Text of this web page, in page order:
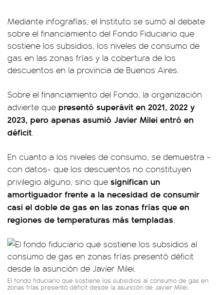
Mediante infografías, el Instituto se sumó al debate
sobre el financiamiento del Fondo Fiduciario que
sostiene los subsidios, los niveles de consumo de
gas en las zonas frías y la cobertura de los
descuentos en la provincia de Buenos Aires.
Sobre el financiamiento del Fondo, la organización
advierte que presentó superávit en 2021, 2022 y
2023, pero apenas asumió Javier Milei entró en
déficit.
En cuanto a los niveles de consumo, se demuestra -
con datos- que los descuentos no constituyen
privilegio alguno, sino que significan un
amortiguador frente a la necesidad de consumir
casi el doble de gas en las zonas frías que en
regiones de temperaturas más templadas.
El fondo fiduciario que sostiene los subsidios al consumo de gas en
zonas frías presentó déficit desde la asunción de Javier Milei.